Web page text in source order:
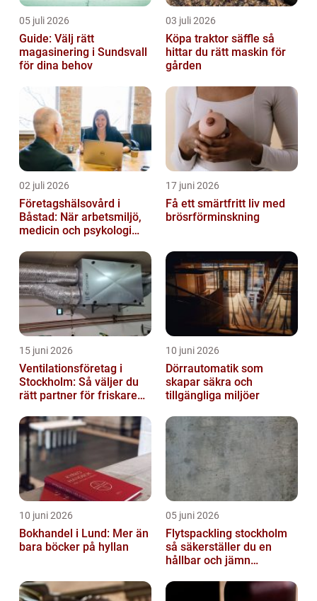
05 juli 2026
Guide: Välj rätt
magasinering i Sundsvall
för dina behov
03 juli 2026
Köpa traktor säffle så
hittar du rätt maskin för
gården
02 juli 2026
Företagshälsovård i
Båstad: När arbetsmiljö,
medicin och psykologi
17 juni 2026
Få ett smärtfritt liv med
brösrförminskning
15 juni 2026
Ventilationsföretag i
Stockholm: Så väljer du
rätt partner för friskare
10 juni 2026
Dörrautomatik som
skapar säkra och
tillgängliga miljöer
10 juni 2026
Bokhandel i Lund: Mer än
bara böcker på hyllan
05 juni 2026
Flytspackling stockholm
så säkerställer du en
hållbar och jämn